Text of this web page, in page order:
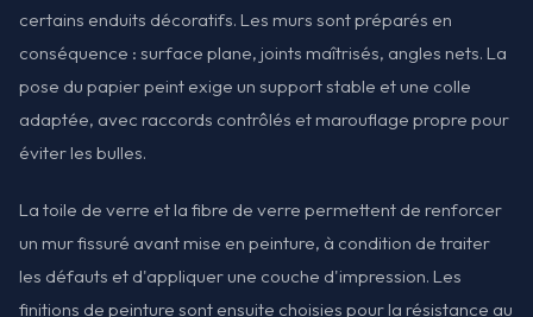
certains enduits décoratifs. Les murs sont préparés en
conséquence : surface plane, joints maîtrisés, angles nets. La
pose du papier peint exige un support stable et une colle
adaptée, avec raccords contrôlés et marouflage propre pour
éviter les bulles.
La toile de verre et la fibre de verre permettent de renforcer
un mur fissuré avant mise en peinture, à condition de traiter
les défauts et d'appliquer une couche d'impression. Les
finitions de peinture sont ensuite choisies pour la résistance au